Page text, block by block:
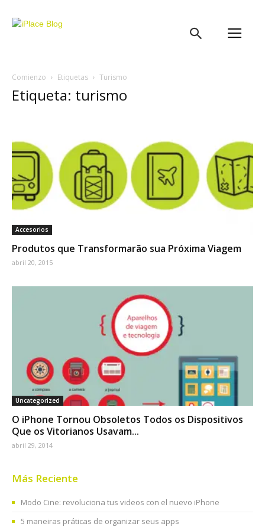
Comienzo Etiquetas Turismo
Etiqueta: turismo
Accesorios
Produtos que Transformarão sua Próxima Viagem
abril 20, 2015
Uncategorized
O iPhone Tornou Obsoletos Todos os Dispositivos
Que os Vitorianos Usavam...
abril 29, 2014
Más Reciente
Modo Cine: revoluciona tus videos con el nuevo iPhone
5 maneiras práticas de organizar seus apps